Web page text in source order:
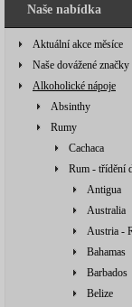
Naše nabídka
Aktuální akce měsíce
Naše dovážené značky
Alkoholické nápoje
Absinthy
Rumy
Cachaca
Rum - třídění
Antigua
Australia
Austria -
Bahamas
Barbados
Belize